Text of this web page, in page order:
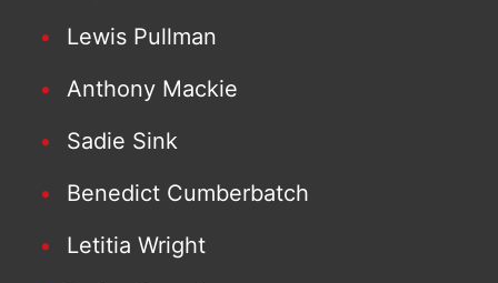
Lewis Pullman
Anthony Mackie
Sadie Sink
Benedict Cumberbatch
Letitia Wright